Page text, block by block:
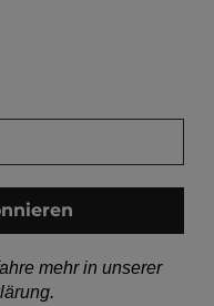
mehr in unserer
.